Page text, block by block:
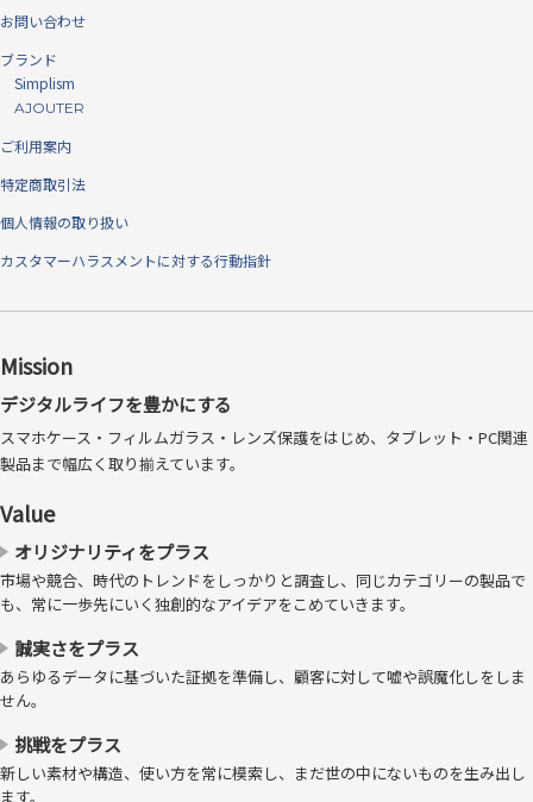
お問い合わせ
ブランド
Simplism
AJOUTER
ご利用案内
特定商取引法
個人情報の取り扱い
カスタマーハラスメントに対する行動指針
Mission
デジタルライフを豊かにする
スマホケース・フィルムガラス・レンズ保護をはじめ、タブレット・PC関連
製品まで幅広く取り揃えています。
Value
オリジナリティをプラス
市場や競合、時代のトレンドをしっかりと調査し、同じカテゴリーの製品で
も、常に一歩先にいく独創的なアイデアをこめていきます。
誠実さをプラス
あらゆるデータに基づいた証拠を準備し、顧客に対して嘘や誤魔化しをしま
せん。
挑戦をプラス
新しい素材や構造、使い方を常に模索し、まだ世の中にないものを生み出し
ます。